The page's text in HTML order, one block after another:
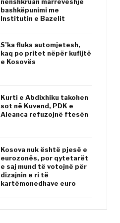
nënshkruan marrëveshje
bashkëpunimi me
Institutin e Bazelit
S’ka fluks automjetesh,
kaq po pritet nëpër kufijtë
e Kosovës
Kurti e Abdixhiku takohen
sot në Kuvend, PDK e
Aleanca refuzojnë ftesën
Kosova nuk është pjesë e
eurozonës, por qytetarët
e saj mund të votojnë për
dizajnin e ri të
kartëmonedhave euro